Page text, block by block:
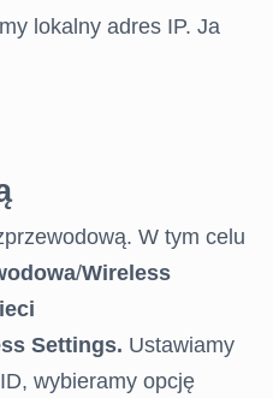
lokalny adres IP. Ja
W tym celu
/Wireless
Settings. Ustawiamy
wybieramy opcję